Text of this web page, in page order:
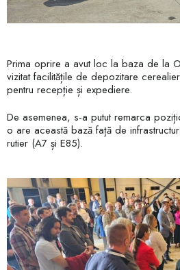
Prima oprire a avut loc la baza de la
vizitat facilitățile de depozitare
pentru recepție și expediere.
De asemenea, s-a putut remarca
o are această bază față de
rutier (A7 și E85).